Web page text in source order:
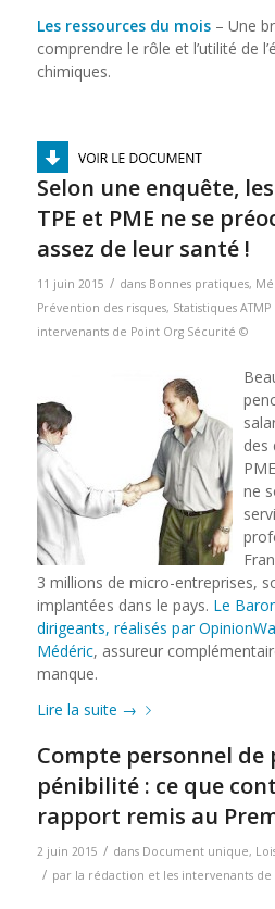
Les ressources du mois– Une
comprendre le rôle et l’utilité de
chimiques.
Selon une enquête,
TPE et PME ne se
assez de leur santé !
11 juin 2015 / dans Bonnes pratiques,
Prévention des risques, Statistiques ATMP
intervenants de Point Org Sécurité ©
des
ne
3 millions de micro-entreprises,
implantées dans le pays. Le
dirigeants, réalisés par
Médéric, assureur
manque.
Lire la suite →
Compte personnel
pénibilité : ce que
rapport remis au
2 juin 2015 / dans Document unique,
/ par la rédaction et les intervenants